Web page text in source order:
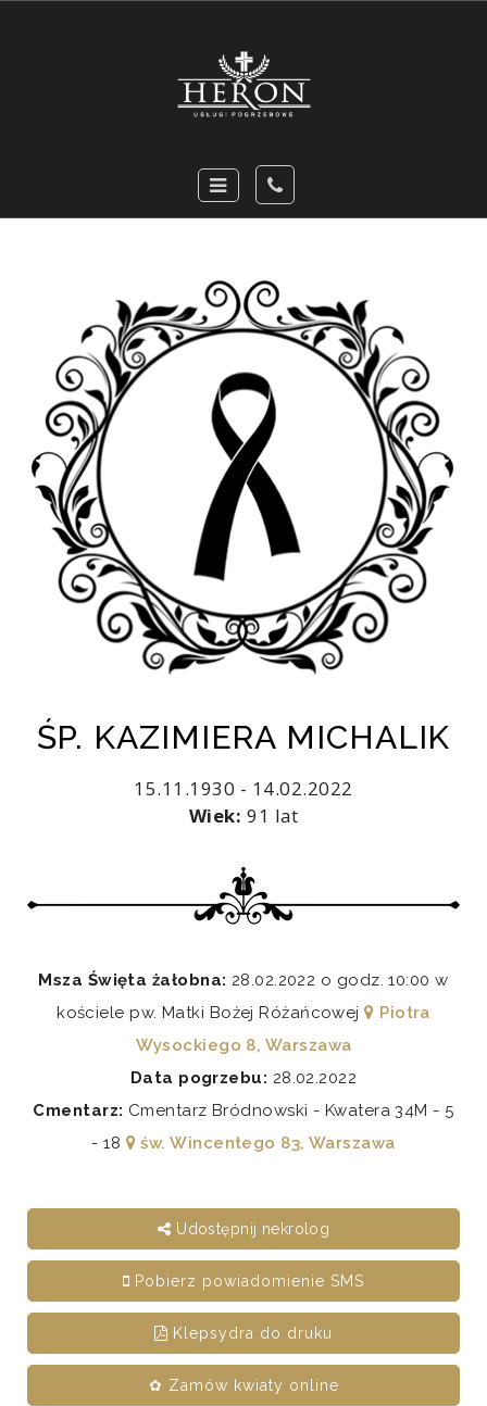
ŚP. KAZIMIERA MICHALIK
15.11.1930 - 14.02.2022
Wiek: 91 lat
Msza Święta żałobna: 28.02.2022 o godz. 10:00 w
kościele pw. Matki Bożej Różańcowej
Piotra
Wysockiego 8, Warszawa
Data pogrzebu: 28.02.2022
Cmentarz: Cmentarz Bródnowski - Kwatera 34M - 5
- 18
św. Wincentego 83, Warszawa
Udostępnij nekrolog
Pobierz powiadomienie SMS
Klepsydra do druku
✿ Zamów kwiaty online